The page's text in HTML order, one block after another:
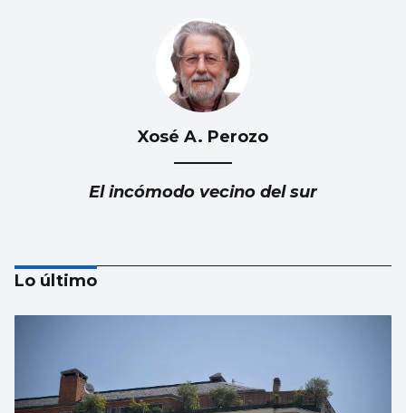
Xosé A. Perozo
El incómodo vecino del sur
Las mafias trabajan gratis
Lo último